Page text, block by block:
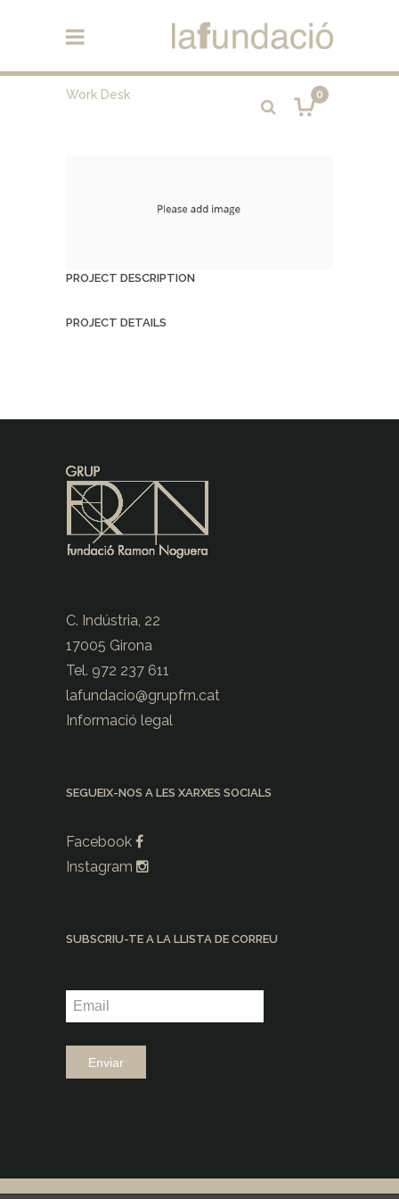
0
Work Desk
PROJECT DESCRIPTION
PROJECT DETAILS
C. Indústria, 22
17005 Girona
Tel. 972 237 611
lafundacio@grupfrn.cat
Informació legal
SEGUEIX-NOS A LES XARXES SOCIALS
Facebook
Instagram
SUBSCRIU-TE A LA LLISTA DE CORREU